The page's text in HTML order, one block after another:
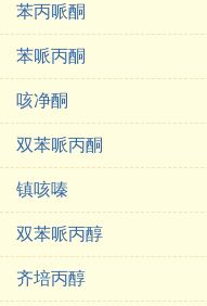
苯丙哌酮
苯哌丙酮
咳净酮
双苯哌丙酮
镇咳嗪
双苯哌丙醇
齐培丙醇